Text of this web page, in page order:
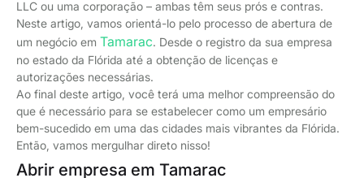
LLC ou uma corporação – ambas têm seus prós e contras.
Neste artigo, vamos orientá-lo pelo processo de abertura de
um negócio em Tamarac. Desde o registro da sua empresa
no estado da Flórida até a obtenção de licenças e
autorizações necessárias.
Ao final deste artigo, você terá uma melhor compreensão do
que é necessário para se estabelecer como um empresário
bem-sucedido em uma das cidades mais vibrantes da Flórida.
Então, vamos mergulhar direto nisso!
Abrir empresa em Tamarac